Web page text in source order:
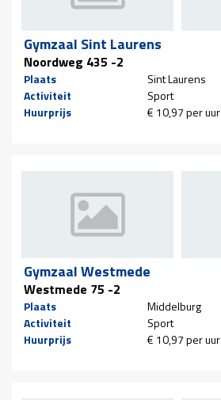
Gymzaal Sint Laurens
Noordweg 435 -2
Plaats
Sint Laurens
Activiteit
Sport
Huurprijs
€ 10,97 per uur
Gymzaal Westmede
Westmede 75 -2
Plaats
Middelburg
Activiteit
Sport
Huurprijs
€ 10,97 per uur